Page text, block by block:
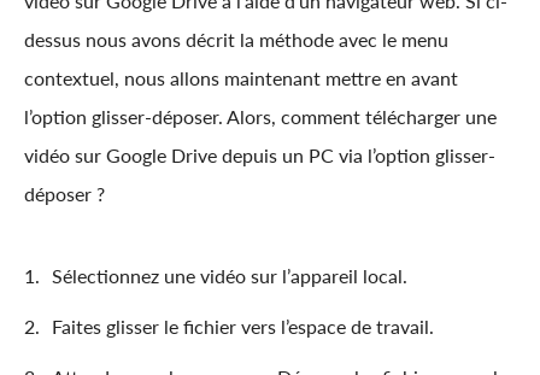
dessus nous avons décrit la méthode avec le menu
contextuel, nous allons maintenant mettre en avant
l’option glisser-déposer. Alors, comment télécharger une
vidéo sur Google Drive depuis un PC via l’option glisser-
déposer ?
Sélectionnez une vidéo sur l’appareil local.
Faites glisser le fichier vers l’espace de travail.